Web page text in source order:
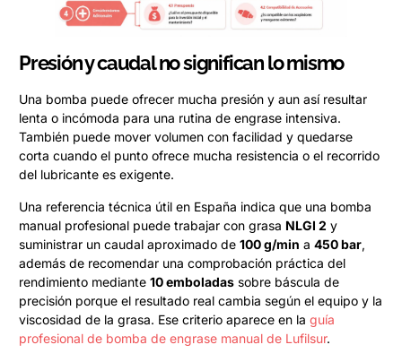
Presión y caudal no significan lo mismo
Una bomba puede ofrecer mucha presión y aun así resultar
lenta o incómoda para una rutina de engrase intensiva.
También puede mover volumen con facilidad y quedarse
corta cuando el punto ofrece mucha resistencia o el recorrido
del lubricante es exigente.
Una referencia técnica útil en España indica que una bomba
manual profesional puede trabajar con grasa NLGI 2 y
suministrar un caudal aproximado de 100 g/min a 450 bar,
además de recomendar una comprobación práctica del
rendimiento mediante 10 emboladas sobre báscula de
precisión porque el resultado real cambia según el equipo y la
viscosidad de la grasa. Ese criterio aparece en la guía
profesional de bomba de engrase manual de Lufilsur.